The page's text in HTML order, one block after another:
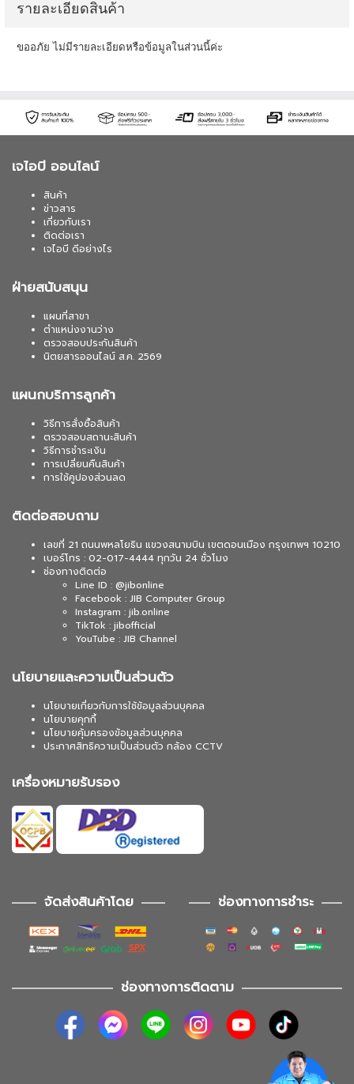
รายละเอียดสินค้า
ขออภัย ไม่มีรายละเอียดหรือข้อมูลในส่วนนี้ค่ะ
เจไอบี ออนไลน์
สินค้า
ข่าวสาร
เกี่ยวกับเรา
ติดต่อเรา
เจไอบี ดีอย่างไร
ฝ่ายสนับสนุน
แผนที่สาขา
ตำแหน่งงานว่าง
ตรวจสอบประกันสินค้า
นิตยสารออนไลน์ ส.ค. 2569
แผนกบริการลูกค้า
วิธีการสั่งซื้อสินค้า
ตรวจสอบสถานะสินค้า
วิธีการชำระเงิน
การเปลี่ยนคืนสินค้า
การใช้คูปองส่วนลด
ติดต่อสอบถาม
เลขที่ 21 ถนนพหลโยธิน แขวงสนามบิน เขตดอนเมือง กรุงเทพฯ 10210
เบอร์โทร : 02-017-4444 ทุกวัน 24 ชั่วโมง
ช่องทางติดต่อ
Line ID : @jibonline
Facebook : JIB Computer Group
Instagram : jib.online
TikTok : jibofficial
YouTube : JIB Channel
นโยบายและความเป็นส่วนตัว
นโยบายเกี่ยวกับการใช้ข้อมูลส่วนบุคคล
นโยบายคุกกี้
นโยบายคุ้มครองข้อมูลส่วนบุคคล
ประกาศสิทธิความเป็นส่วนตัว กล้อง CCTV
เครื่องหมายรับรอง
จัดส่งสินค้าโดย ช่องทางการชำระ
ช่องทางการติดตาม